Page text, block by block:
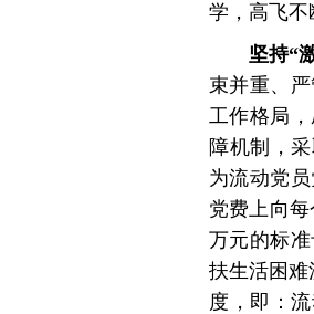
学，高飞不
坚持“
束并重、
工作格局
障机制，
为流动党
党费上向
万元的标
扶生活困难
度，即：